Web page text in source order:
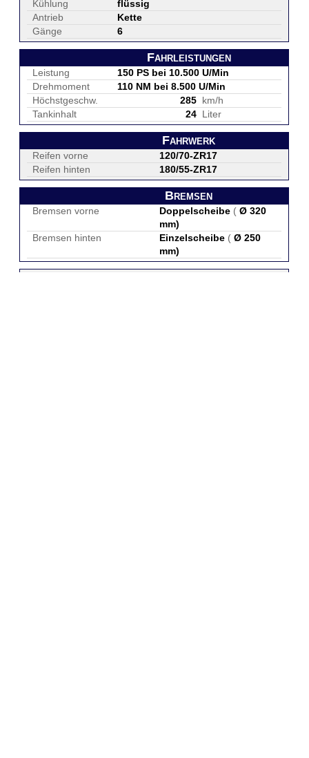
Kühlung
flüssig
Antrieb
Kette
Gänge
6
Fahrleistungen
Leistung
150 PS bei 10.500 U/Min
Drehmoment
110 NM bei 8.500 U/Min
Höchstgeschw.
285 km/h
Tankinhalt
24 Liter
Fahrwerk
Reifen vorne
120/70-ZR17
Reifen hinten
180/55-ZR17
Bremsen
Bremsen vorne Doppelscheibe ( Ø 320
mm)
Bremsen hinten
Einzelscheibe ( Ø 250
mm)